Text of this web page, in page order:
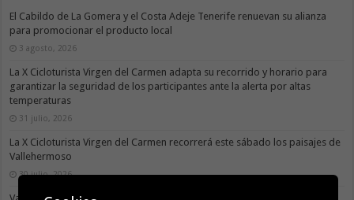
El Cabildo de La Gomera y el Costa Adeje Tenerife renuevan su alianza
para promocionar el producto local
3 agosto, 2026
La X Cicloturista Virgen del Carmen adapta su recorrido y horario para
garantizar la seguridad de los participantes ante la alerta por altas
temperaturas
31 julio, 2026
La X Cicloturista Virgen del Carmen recorrerá este sábado los paisajes de
Vallehermoso
30 julio, 2026